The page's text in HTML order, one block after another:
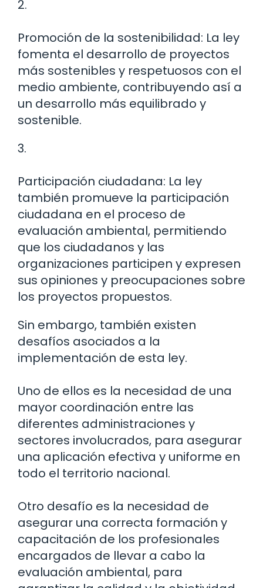
2.
Promoción de la sostenibilidad: La ley
fomenta el desarrollo de proyectos
más sostenibles y respetuosos con el
medio ambiente, contribuyendo así a
un desarrollo más equilibrado y
sostenible.
3.
Participación ciudadana: La ley
también promueve la participación
ciudadana en el proceso de
evaluación ambiental, permitiendo
que los ciudadanos y las
organizaciones participen y expresen
sus opiniones y preocupaciones sobre
los proyectos propuestos.
Sin embargo, también existen
desafíos asociados a la
implementación de esta ley.
Uno de ellos es la necesidad de una
mayor coordinación entre las
diferentes administraciones y
sectores involucrados, para asegurar
una aplicación efectiva y uniforme en
todo el territorio nacional.
Otro desafío es la necesidad de
asegurar una correcta formación y
capacitación de los profesionales
encargados de llevar a cabo la
evaluación ambiental, para